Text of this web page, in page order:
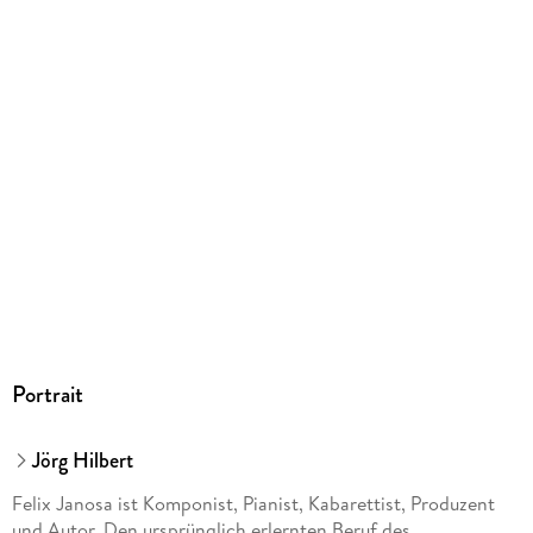
Portrait
Jörg Hilbert
Felix Janosa ist Komponist, Pianist, Kabarettist, Produzent